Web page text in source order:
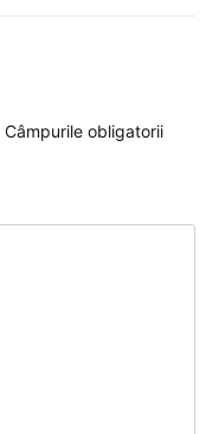
Câmpurile obligatorii